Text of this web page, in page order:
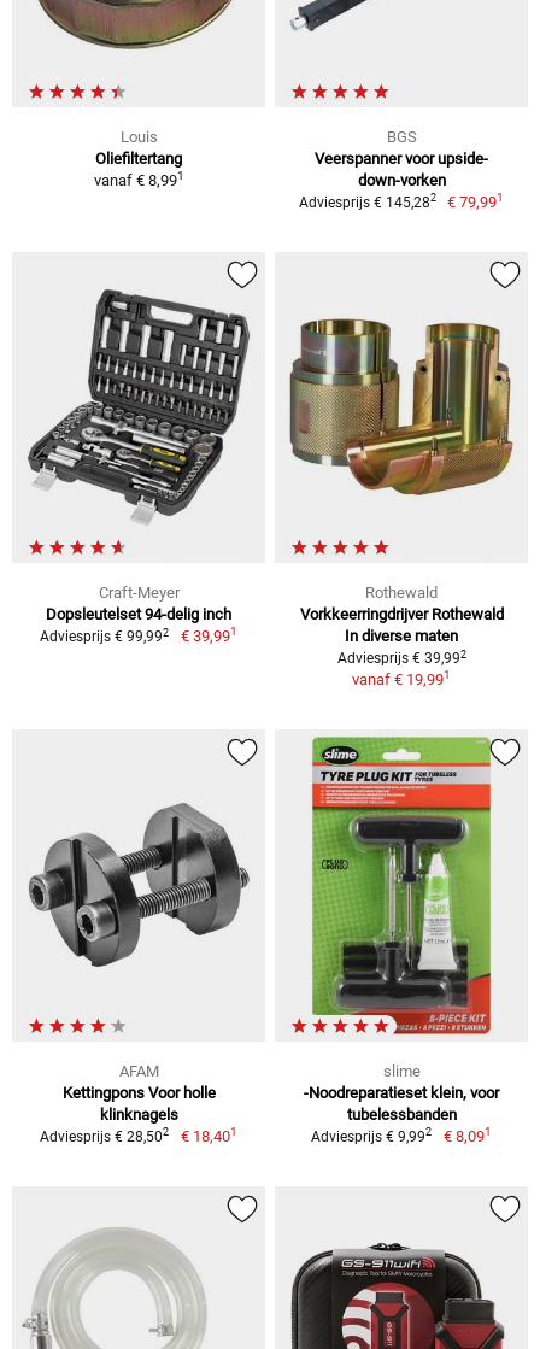
Louis
Oliefiltertang
vanaf € 8,991
BGS
Veerspanner voor upside-
down-vorken
Adviesprijs € 145,282 € 79,991
Craft-Meyer
Dopsleutelset 94-delig inch
Adviesprijs € 99,992 € 39,991
Rothewald
Vorkkeerringdrijver Rothewald
In diverse maten
Adviesprijs € 39,992
vanaf € 19,991
AFAM
Kettingpons Voor holle
klinknagels
Adviesprijs € 28,502 € 18,401
slime
-Noodreparatieset klein, voor
tubelessbanden
Adviesprijs € 9,992 € 8,091